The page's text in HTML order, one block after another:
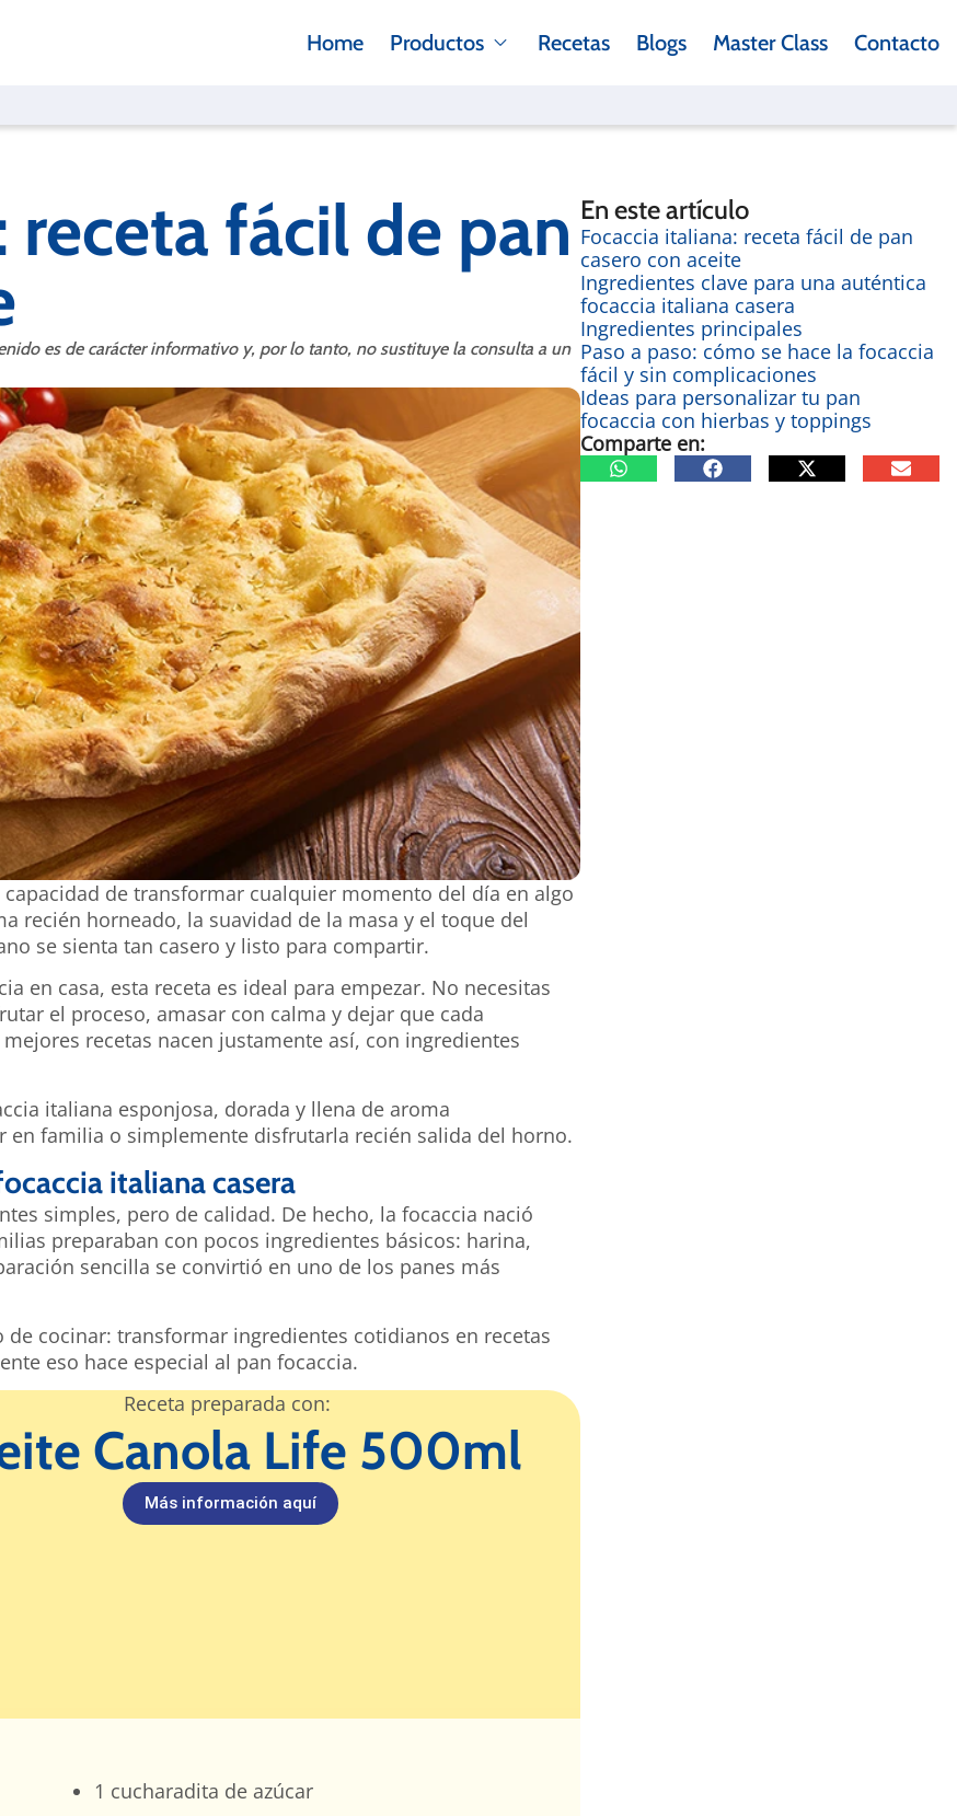
Home Productos Recetas Blogs Master Class Contacto
receta fácil de pan
es de carácter informativo y, por lo tanto, no sustituye la consulta a un
de transformar cualquier momento del día en algo
recién horneado, la suavidad de la masa y el toque del
se sienta tan casero y listo para compartir.
en casa, esta receta es ideal para empezar. No necesitas
el proceso, amasar con calma y dejar que cada
recetas nacen justamente así, con ingredientes
italiana esponjosa, dorada y llena de aroma
familia o simplemente disfrutarla recién salida del horno.
italiana casera
simples, pero de calidad. De hecho, la focaccia nació
preparaban con pocos ingredientes básicos: harina,
sencilla se convirtió en uno de los panes más
cocinar: transformar ingredientes cotidianos en recetas
eso hace especial al pan focaccia.
Receta preparada con:
Canola Life 500ml
Más información aquí
1 cucharadita de azúcar
En este artículo
Focaccia italiana: receta fácil de pan
casero con aceite
Ingredientes clave para una auténtica
focaccia italiana casera
Ingredientes principales
Paso a paso: cómo se hace la focaccia
fácil y sin complicaciones
Ideas para personalizar tu pan
focaccia con hierbas y toppings
Comparte en: